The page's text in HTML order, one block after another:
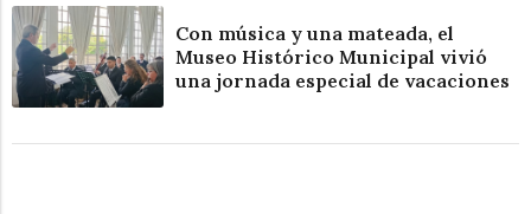
Con música y una mateada, el
Museo Histórico Municipal vivió
una jornada especial de vacaciones